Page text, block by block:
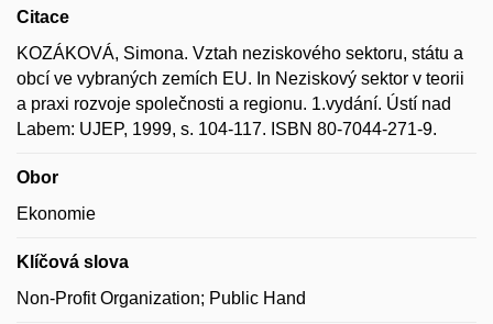
Citace
KOZÁKOVÁ, Simona. Vztah neziskového sektoru, státu a
obcí ve vybraných zemích EU. In Neziskový sektor v teorii
a praxi rozvoje společnosti a regionu. 1.vydání. Ústí nad
Labem: UJEP, 1999, s. 104-117. ISBN 80-7044-271-9.
Obor
Ekonomie
Klíčová slova
Non-Profit Organization; Public Hand